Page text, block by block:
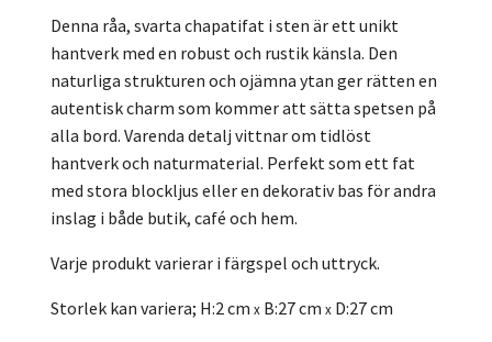
Denna råa, svarta chapatifat i sten är ett unikt
hantverk med en robust och rustik känsla. Den
naturliga strukturen och ojämna ytan ger rätten en
autentisk charm som kommer att sätta spetsen på
alla bord. Varenda detalj vittnar om tidlöst
hantverk och naturmaterial. Perfekt som ett fat
med stora blockljus eller en dekorativ bas för andra
inslag i både butik, café och hem.
Varje produkt varierar i färgspel och uttryck.
Storlek kan variera; H:2 cm x B:27 cm x D:27 cm